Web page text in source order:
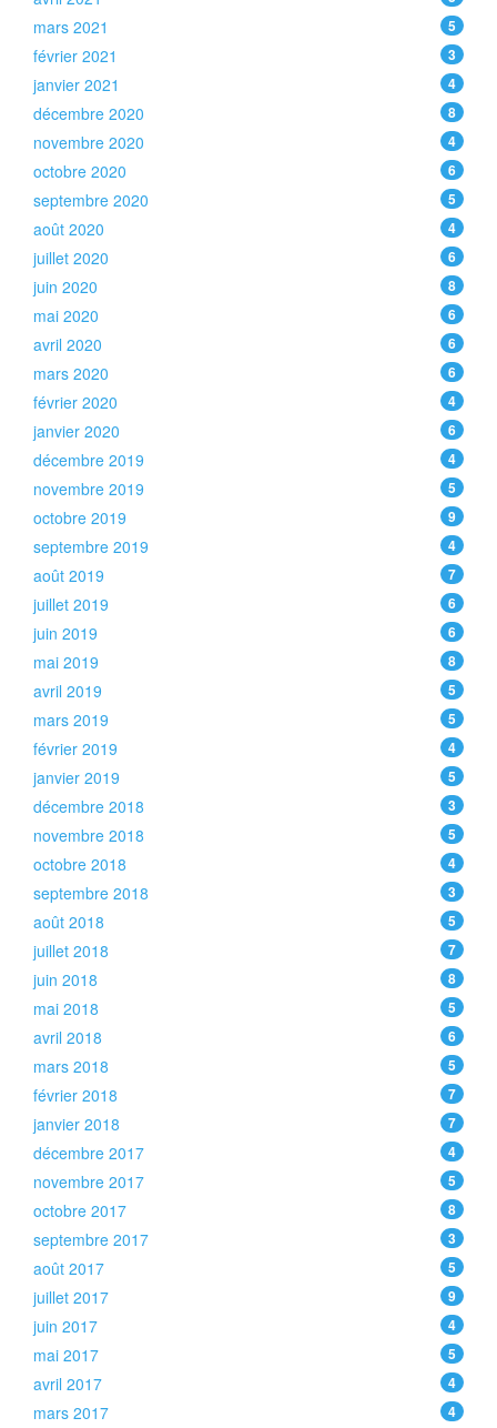
mars 2021 5
février 2021 3
janvier 2021 4
décembre 2020 8
novembre 2020 4
octobre 2020 6
septembre 2020 5
août 2020 4
juillet 2020 6
juin 2020 8
mai 2020 6
avril 2020 6
mars 2020 6
février 2020 4
janvier 2020 6
décembre 2019 4
novembre 2019 5
octobre 2019 9
septembre 2019 4
août 2019 7
juillet 2019 6
juin 2019 6
mai 2019 8
avril 2019 5
mars 2019 5
février 2019 4
janvier 2019 5
décembre 2018 3
novembre 2018 5
octobre 2018 4
septembre 2018 3
août 2018 5
juillet 2018 7
juin 2018 8
mai 2018 5
avril 2018 6
mars 2018 5
février 2018 7
janvier 2018 7
décembre 2017 4
novembre 2017 5
octobre 2017 8
septembre 2017 3
août 2017 5
juillet 2017 9
juin 2017 4
mai 2017 5
avril 2017 4
mars 2017 4